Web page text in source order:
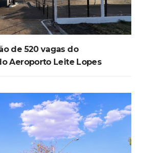
de 520 vagas do
Aeroporto Leite Lopes